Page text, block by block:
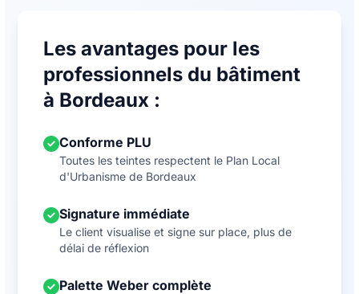
Les avantages pour les
professionnels du bâtiment
à Bordeaux :
Conforme PLU
Toutes les teintes respectent le Plan Local
d'Urbanisme de Bordeaux
Signature immédiate
Le client visualise et signe sur place, plus de
délai de réflexion
Palette Weber complète